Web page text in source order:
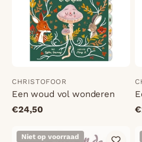
CHRISTOFOOR
Een woud vol wonderen
€24,50
Niet op voorraad